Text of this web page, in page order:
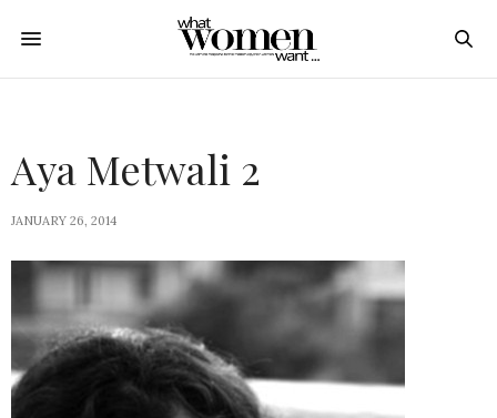
Aya Metwali 2
JANUARY 26, 2014